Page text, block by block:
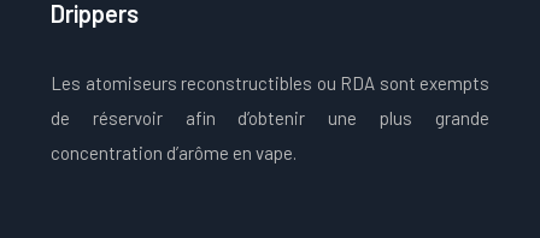
Drippers
Les atomiseurs reconstructibles ou RDA sont exempts
de réservoir afin d’obtenir une plus grande
concentration d’arôme en vape.